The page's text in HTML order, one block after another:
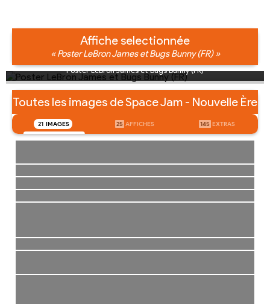
Affiche selectionnée
« Poster LeBron James et Bugs Bunny (FR) »
Poster LeBron James et Bugs Bunny (FR)
Toutes les images de Space Jam - Nouvelle Ère
21 IMAGES 25 AFFICHES 145 EXTRAS